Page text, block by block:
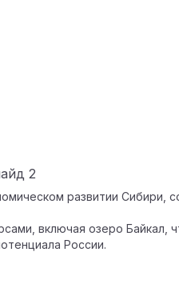
2
развитии Сибири,
включая озеро Байкал,
России.